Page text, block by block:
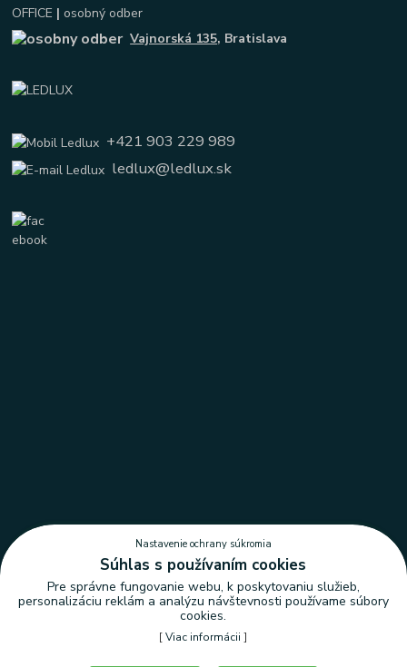
OFFICE | osobný odber
Vajnorská 135, Bratislava
+421 903 229 989
ledlux@ledlux.sk
Nastavenie ochrany súkromia
Súhlas s používaním cookies
Pre správne fungovanie webu, k poskytovaniu služieb,
personalizáciu reklám a analýzu návštevnosti používame súbory
cookies.
[Viac informácii ]